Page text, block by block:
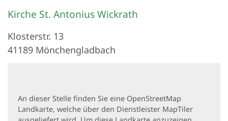
Kirche St. Antonius Wickrath
Klosterstr. 13
41189 Mönchengladbach
An dieser Stelle finden Sie eine OpenStreetMap
Landkarte, welche über den Dienstleister MapTiler